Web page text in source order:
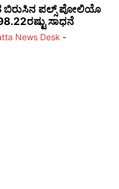
ಬಿರುಸಿನ ಪಲ್ಸ್ ಪೋಲಿಯೊ
ಸಾಧನೆ
News Desk -